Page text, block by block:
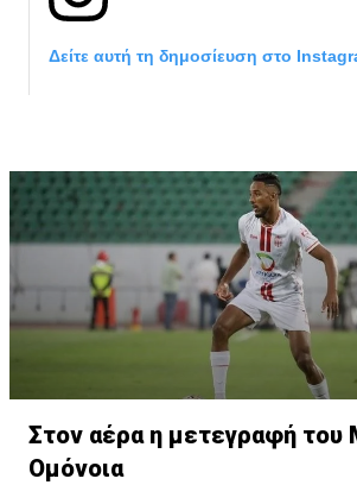
Δείτε αυτή τη δημοσίευση στο
Στον αέρα η μετεγραφή του
Ομόνοια